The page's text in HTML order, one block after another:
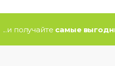
...и получайте самые